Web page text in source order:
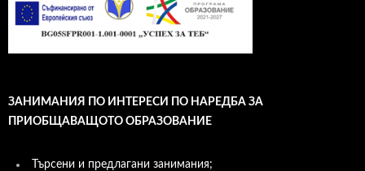
ЗАНИМАНИЯ ПО ИНТЕРЕСИ ПО НАРЕДБА ЗА
ПРИОБЩАВАЩОТО ОБРАЗОВАНИЕ
Търсени и предлагани занимания;